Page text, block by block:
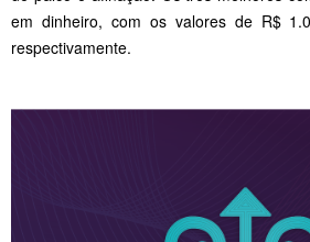
em dinheiro, com os valores de R$
respectivamente.